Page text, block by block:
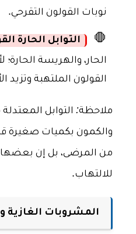
نوبات القولون التقرحي.
🛑 التوابل الحارة
الحار، والهريسة
القولون الملتهبة وتزيد
ملاحظة: التوابل
والكمون بكميات صغيرة
من المرضى، بل إن
للالتهاب.
المشروبات الغازية